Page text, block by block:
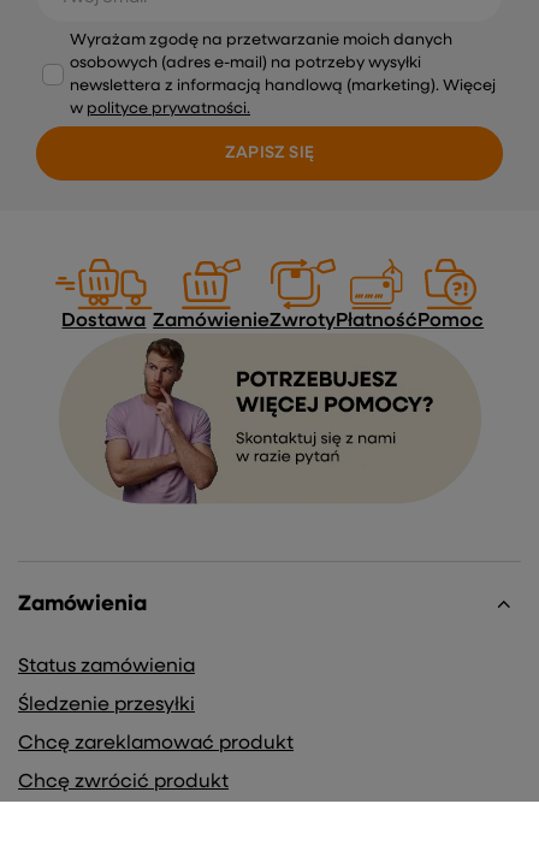
Wyrażam zgodę na przetwarzanie moich danych
osobowych (adres e-mail) na potrzeby wysyłki
newslettera z informacją handlową (marketing). Więcej
w polityce prywatności.
ZAPISZ SIĘ
Dostawa ZamówienieZwrotyPłatność Pomoc
Zamówienia
Status zamówienia
Śledzenie przesyłki
Chcę zareklamować produkt
Chcę zwrócić produkt